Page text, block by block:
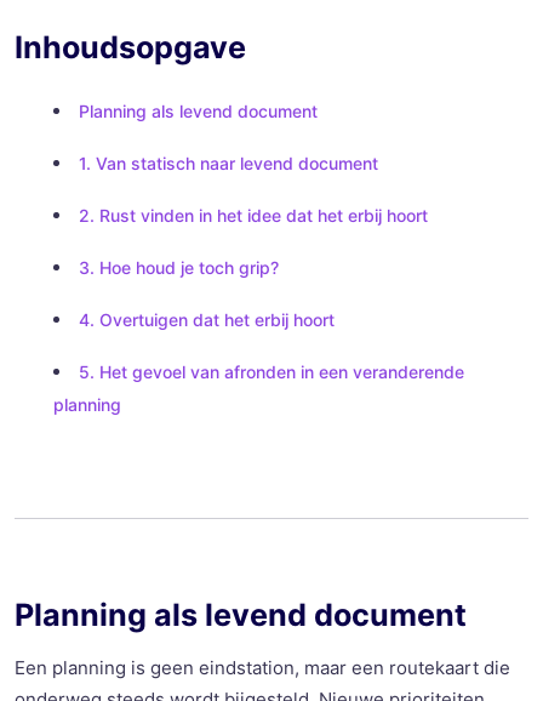
Inhoudsopgave
Planning als levend document
1. Van statisch naar levend document
2. Rust vinden in het idee dat het erbij hoort
3. Hoe houd je toch grip?
4. Overtuigen dat het erbij hoort
5. Het gevoel van afronden in een veranderende
planning
Planning als levend document
Een planning is geen eindstation, maar een routekaart die